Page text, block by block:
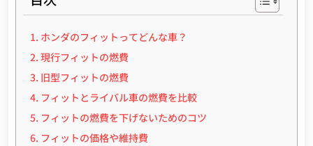
ホンダのフィットってどんな車？
現行フィットの燃費
旧型フィットの燃費
フィットとライバル車の燃費を比較
フィットの燃費を下げないためのコツ
フィットの価格や維持費